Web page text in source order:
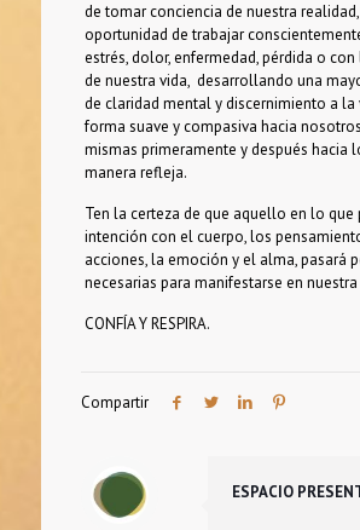
de tomar conciencia de nuestra
oportunidad de trabajar
estrés, dolor, enfermedad, pérdida o
de nuestra vida, desarrollando una
de claridad mental y discernimiento a la
forma suave y compasiva hacia
mismas primeramente y después hacia
manera refleja.
Ten la certeza de que aquello en lo que
intención con el cuerpo, los
acciones, la emoción y el alma, pasará
necesarias para manifestarse en
CONFÍA Y RESPIRA.
Compartir
ESPACIO